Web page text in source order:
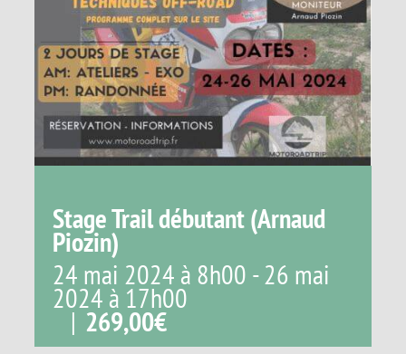
Stage Trail débutant (Arnaud
Piozin)
24 mai 2024 à 8h00 -26 mai
2024 à 17h00
| 269,00€